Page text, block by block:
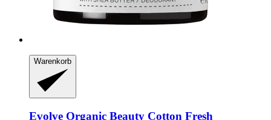
Warenkorb
Evolve Organic Beauty Cotton Fresh